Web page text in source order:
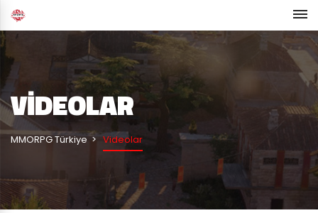
VIDEOLAR
MMORPG Türkiye Videolar